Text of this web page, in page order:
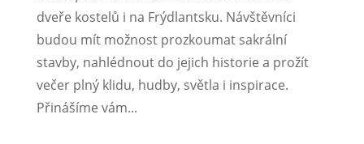
dveře kostelů i na Frýdlantsku. Návštěvníci
budou mít možnost prozkoumat sakrální
stavby, nahlédnout do jejich historie a prožít
večer plný klidu, hudby, světla i inspirace.
Přinášíme vám...